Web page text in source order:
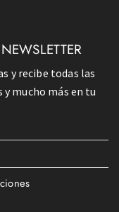
y recibe todas las
mucho más en tu